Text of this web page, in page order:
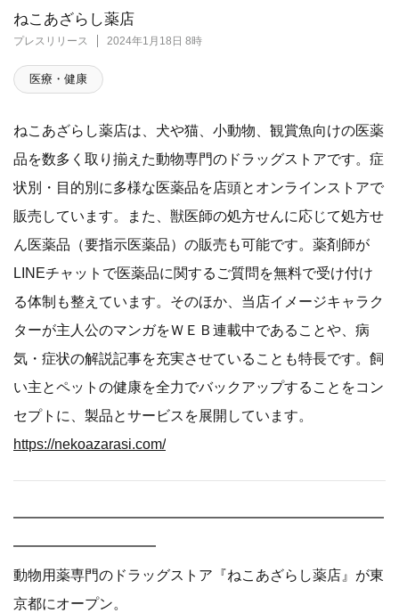
ねこあざらし薬店
プレスリリース 2024年1月18日 8時
医療・健康
ねこあざらし薬店は、犬や猫、小動物、観賞魚向けの医薬
品を数多く取り揃えた動物専門のドラッグストアです。症
状別・目的別に多様な医薬品を店頭とオンラインストアで
販売しています。また、獣医師の処方せんに応じて処方せ
ん医薬品（要指示医薬品）の販売も可能です。薬剤師が
LINEチャットで医薬品に関するご質問を無料で受け付け
る体制も整えています。そのほか、当店イメージキャラク
ターが主人公のマンガをＷＥＢ連載中であることや、病
気・症状の解説記事を充実させていることも特長です。飼
い主とペットの健康を全力でバックアップすることをコン
セプトに、製品とサービスを展開しています。
https://nekoazarasi.com/
━━━━━━━━━━━━━━━━━━━━━━━━━━
━━━━━━━━━━
動物用薬専門のドラッグストア『ねこあざらし薬店』が東
京都にオープン。